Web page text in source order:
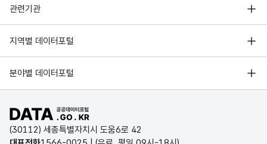
2019
2019 무정차_승하자_위반
2019
2019 접수
관련기관
행정안전부
한국지능정보사회진흥원
국가정보자원관리원
지역별 데이터포털
서울 열린데이터광장
경기데이터드림
D-데이터허브
인천데이터포털
분야별 데이터포털
기상자료개방포털
국토교통부 공간정보오픈플랫폼
환경부 환경데이터포털
문화데이터광장
공공데이터포털 바로가기
(30112) 세종특별자치시 도움6로 42